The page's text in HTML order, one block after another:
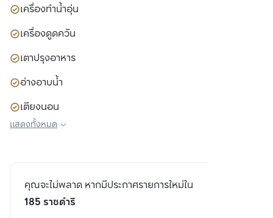
เครื่องทำน้ำอุ่น
เครื่องดูดควัน
เตาปรุงอาหาร
อ่างอาบน้ำ
เตียงนอน
ตู้เสื้อผ้า
แสดงทั้งหมด
คุณจะไม่พลาด หากมีประกาศรายการใหม่ใน
185 ราชดำริ